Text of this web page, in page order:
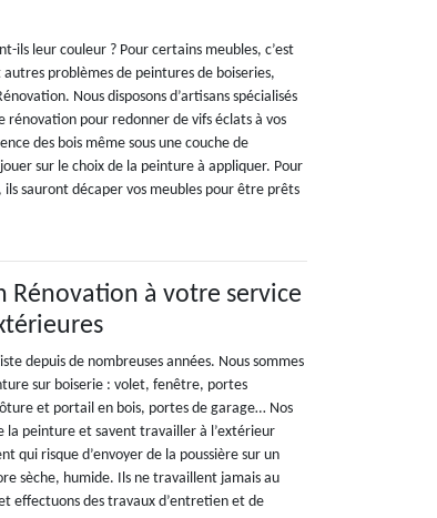
ils leur couleur ? Pour certains meubles, c’est
problèmes de peintures de boiseries,
Nous disposons d’artisans spécialisés
pour redonner de vifs éclats à vos
des bois même sous une couche de
sur le choix de la peinture à appliquer. Pour
sauront décaper vos meubles pour être prêts
Rénovation à votre service
depuis de nombreuses années. Nous sommes
sur boiserie : volet, fenêtre, portes
et portail en bois, portes de garage… Nos
la peinture et savent travailler à l’extérieur
qui risque d’envoyer de la poussière sur un
sèche, humide. Ils ne travaillent jamais au
effectuons des travaux d’entretien et de